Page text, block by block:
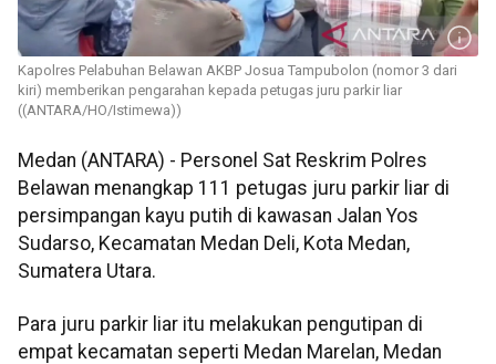
Kapolres Pelabuhan Belawan AKBP Josua Tampubolon (nomor 3 dari
kiri) memberikan pengarahan kepada petugas juru parkir liar
((ANTARA/HO/Istimewa))
Medan (ANTARA) - Personel Sat Reskrim Polres
Belawan menangkap 111 petugas juru parkir liar di
persimpangan kayu putih di kawasan Jalan Yos
Sudarso, Kecamatan Medan Deli, Kota Medan,
Sumatera Utara.
Para juru parkir liar itu melakukan pengutipan di
empat kecamatan seperti Medan Marelan, Medan